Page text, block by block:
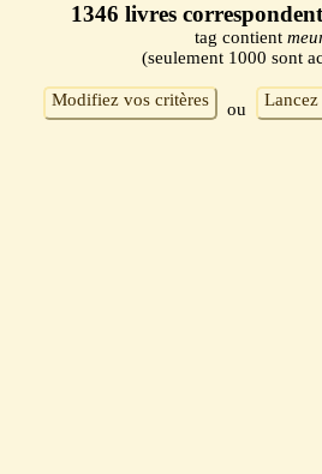
1346 livres
tag contient
(seulement 1000 sont
Modifiez vos critères ou